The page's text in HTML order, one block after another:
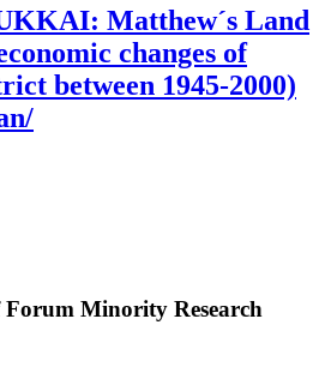
The
options
may
be
chosen
Matthew´s Land
changes of
between 1945-2000)
Forum Minority Research